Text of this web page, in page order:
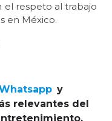
respeto al trabajo
en México.
y
relevantes del